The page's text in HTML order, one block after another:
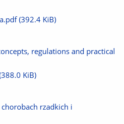
(392.4 KiB)
regulations and practical
KiB)
rzadkich i